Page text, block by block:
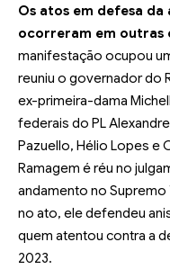
Os atos em defesa
ocorreram em outras
manifestação ocupou
reuniu o governador do
ex-primeira-dama
federais do PL
Pazuello, Hélio Lopes e
Ramagem é réu no
andamento no Supremo
no ato, ele defendeu
quem atentou contra a
2023.